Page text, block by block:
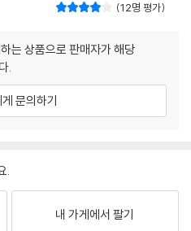
12명 평가
는 상품으로 판매자가 해당
.
문의하기
.
내 가게에서 팔기